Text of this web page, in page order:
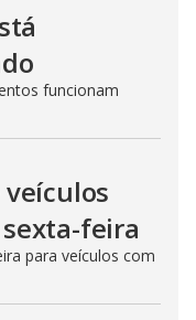
funcionam
feira
para veículos com